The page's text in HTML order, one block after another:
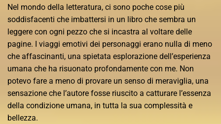
Nel mondo della letteratura, ci sono poche cose più
soddisfacenti che imbattersi in un libro che sembra un
leggere con ogni pezzo che si incastra al voltare delle
pagine. I viaggi emotivi dei personaggi erano nulla di meno
che affascinanti, una spietata esplorazione dell’esperienza
umana che ha risuonato profondamente con me. Non
potevo fare a meno di provare un senso di meraviglia, una
sensazione che l’autore fosse riuscito a catturare l’essenza
della condizione umana, in tutta la sua complessità e
bellezza.